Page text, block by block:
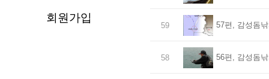
회원가입
59 57편, 감성돔
58 56편, 감성돔